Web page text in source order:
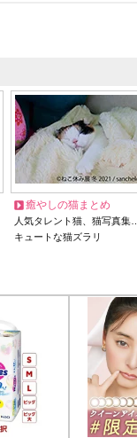
癒やしの猫まとめ
人気タレント猫、猫写真集…
キュートな猫ズラリ